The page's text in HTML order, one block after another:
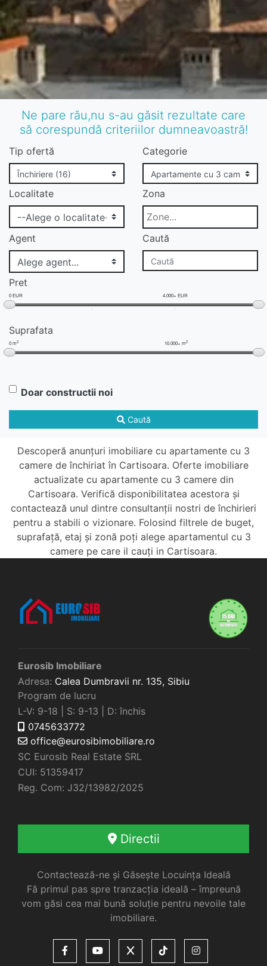
Ne pare rău,nu s-au găsit rezultate care
să corespundă criteriilor dumneavoastră!
Tip ofertă Categorie
Localitate Zona
Agent Caută
Pret
0 EUR 4.000+ EUR
Suprafata
0 m2 10.000+ m2
Doar constructii noi
Caută
Descoperă anunțuri imobiliare cu apartamente cu 3
camere de închiriat în Cartisoara. Oferte imobiliare
actualizate cu apartamente cu 3 camere din
Cartisoara. Verifică disponibilitatea acestora și
contactează unul dintre consultanții nostri de închirieri
pentru a stabili o vizionare. Folosind filtrele de buget,
suprafață, etaj și zonă poți alege apartamentul cu 3
camere pe care il cauți in Cartisoara.
Eurosib Imobiliare
Adresa: Calea Dumbravii nr. 135, Sibiu
Program de lucru
L-V: 9-18 | S: 9-13 | D: închis
0745633772
office@eurosibimobiliare.ro
SC Eurosib Real Estate SRL
CUI: 51359417
Reg. Com: J32/13982/2025
Directii
Contactează-ne și Găsește Locuința Ideală
Fă primul pas spre tranzacția ideală – împreună
vom găsi cea mai bună soluție pentru nevoile tale
imobiliare.